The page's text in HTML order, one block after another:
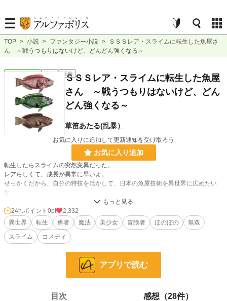
TOP > 小説 > ファンタジー小説 >
ＳＳＳレア・スライムに転生した魚屋さ
ん ～戦うつもりはないけど、どんどん強くなる～
ファンタジー 長編
ＳＳＳレア・スライムに転生した魚屋
さん ～戦うつもりはないけど、どん
どん強くなる～
草笛あたる(乱暴）
お気に入りに追加して更新通知を受け取ろう
お気に入り追加
転生したらスライムの突然変異だった。
レアらしくて、成長が異常に早いよ。
せっかくだから、自分の特技を活かして、日本の魚屋技術を異世界に広めたい
な。
出刃包丁がない世界だったので、スライムの体内で作ったら、名刀に仕上がっち
ゃった。
小説 228,897 位 / 228,897 件
53,345 位 / 53,345 件
24h.ポイント 0pt
2,332
異世界
転生 勇者 魔法 美少女 冒険者 ほのぼの
無双
スライム
コメディ
アプリで読む
目次 感想（28件）